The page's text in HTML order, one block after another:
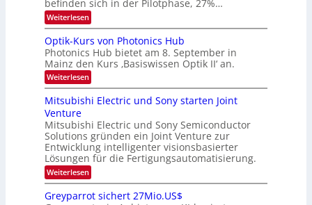
e
r
a
r
b
e
i
n
g
s
-
T
r
e
r
k
e
W
a
c
h
s
u
i
m
e
r
s
t
e
n
H
-
H
e
r
a
e
u
s
-
S
e
n
a
r
befinden sich in der Pilotphase, 27%…
Weiterlesen:
K
-
E
i
n
s
t
n
m
m
t
i
n
d
e
Optik-Kurs von Photonics Hub
Photonics Hub bietet am 8. September in
Mainz den Kurs ‚Basiswissen Optik II‘ an.
Weiterlesen:
O
p
t
k
-
K
u
r
s
v
o
n
Mitsubishi Electric und Sony starten Joint
Venture
Mitsubishi Electric und Sony Semiconductor
Solutions gründen ein Joint Venture zur
Entwicklung intelligenter visionsbasierter
Lösungen für die Fertigungsautomatisierung.
Weiterlesen:
M
t
Greyparrot sichert 27Mio.US$